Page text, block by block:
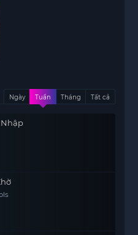
Ngày Tuần Tháng Tất cả